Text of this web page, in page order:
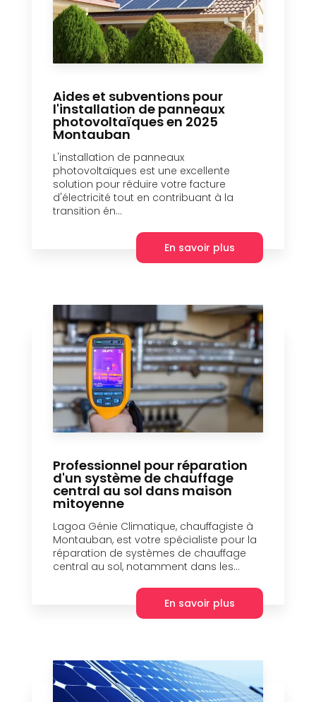
Aides et subventions pour
l'installation de panneaux
photovoltaïques en 2025
Montauban
L'installation de panneaux
photovoltaïques est une excellente
solution pour réduire votre facture
d'électricité tout en contribuant à la
transition én...
En savoir plus
Professionnel pour réparation
d'un système de chauffage
central au sol dans maison
mitoyenne
Lagoa Génie Climatique, chauffagiste à
Montauban, est votre spécialiste pour la
réparation de systèmes de chauffage
central au sol, notamment dans les...
En savoir plus